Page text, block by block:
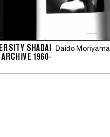
SHADAI
1960-
Daido Moriyama